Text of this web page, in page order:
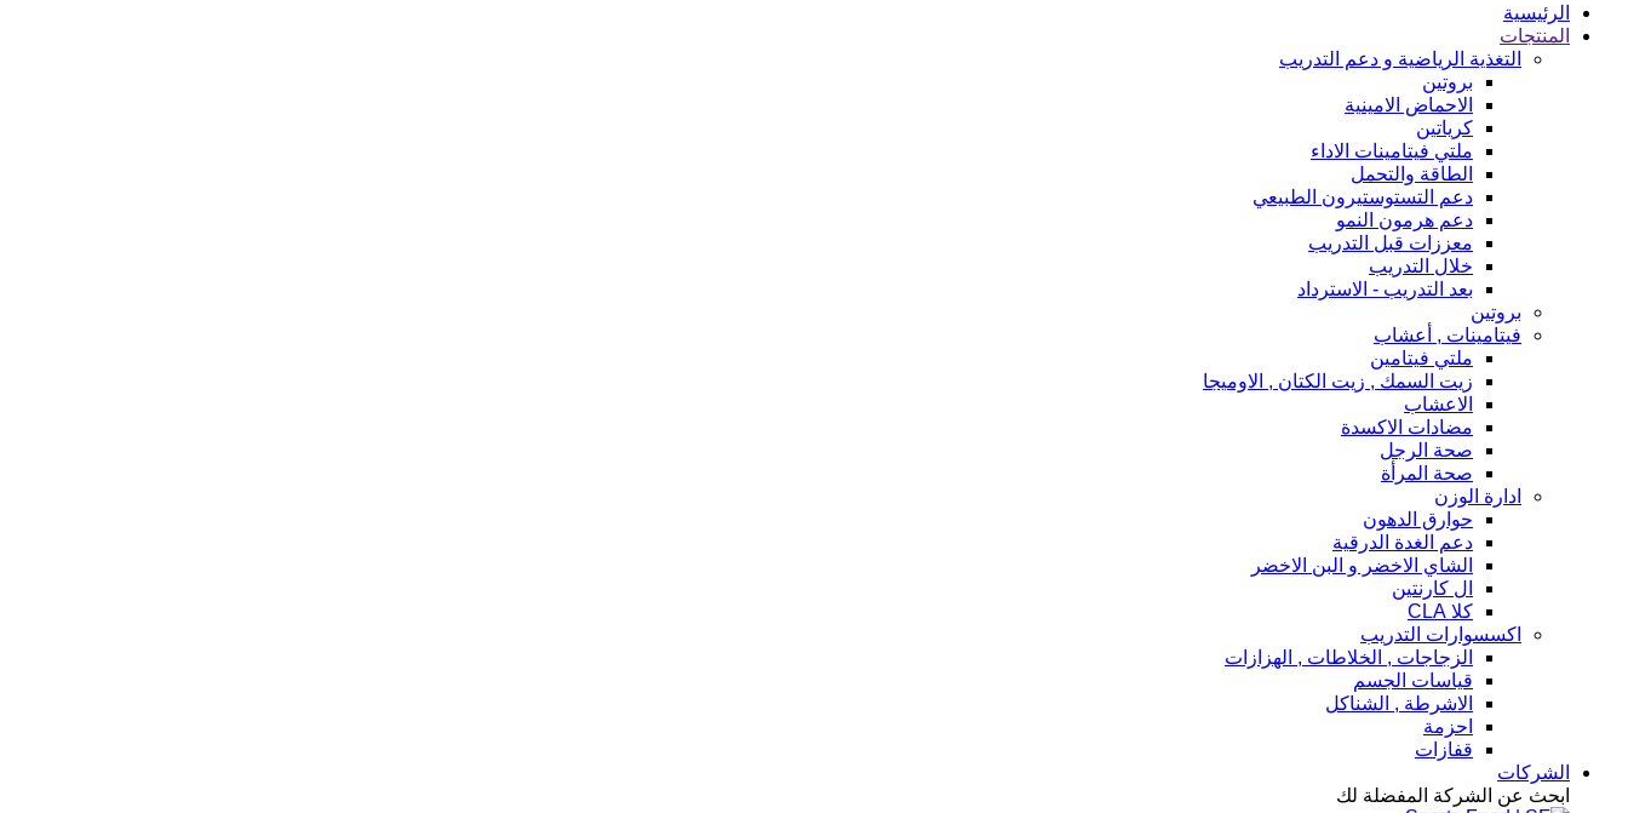
الرئيسية
المنتجات
التغذية الرياضية و دعم التدريب
بروتين
الاحماض الامينية
كرياتين
ملتي فيتامينات الاداء
الطاقة والتحمل
دعم التستوستيرون الطبيعي
دعم هرمون النمو
معززات قبل التدريب
خلال التدريب
بعد التدريب - الاسترداد
بروتين
فيتامينات , أعشاب
ملتي فيتامين
زيت السمك , زيت الكتان , الاوميجا
الاعشاب
مضادات الاكسدة
صحة الرجل
صحة المرأة
ادارة الوزن
حوارق الدهون
دعم الغدة الدرقية
الشاي الاخضر و البن الاخضر
ال كارنتين
كلا CLA
اكسسوارات التدريب
الزجاجات , الخلاطات , الهزازات
قياسات الجسم
الاشرطة , الشناكل
احزمة
قفازات
الشركات
ابحث عن الشركة المفضلة لك